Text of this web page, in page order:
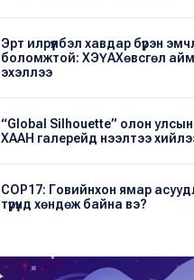
Эрт илрүүлбэл хавдар бүрэн
боломжтой: ХЭҮА​Хөвсгөл
эхэллээ
“Global Silhouette” олон улсын
ХААН галерейд нээлтээ
COP17: Говийнхон ямар
түрүүнд хөндөж байна вэ?